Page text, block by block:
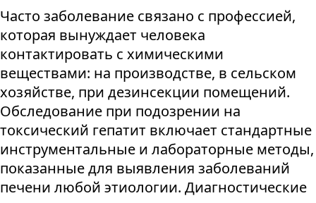
Часто заболевание связано с профессией,
которая вынуждает человека
контактировать с химическими
веществами: на производстве, в сельском
хозяйстве, при дезинсекции помещений.
Обследование при подозрении на
токсический гепатит включает стандартные
инструментальные и лабораторные методы,
показанные для выявления заболеваний
печени любой этиологии. Диагностические